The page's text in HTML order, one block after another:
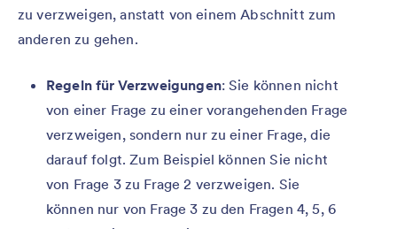
zu verzweigen, anstatt von einem Abschnitt zum
anderen zu gehen.
Regeln für Verzweigungen: Sie können nicht
von einer Frage zu einer vorangehenden Frage
verzweigen, sondern nur zu einer Frage, die
darauf folgt. Zum Beispiel können Sie nicht
von Frage 3 zu Frage 2 verzweigen. Sie
können nur von Frage 3 zu den Fragen 4, 5, 6